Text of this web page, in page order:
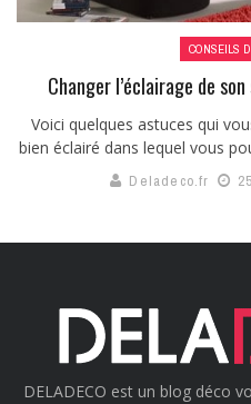
CONSEILS
Changer l’éclairage de
Voici quelques astuces qui
bien éclairé dans lequel vous
Deladeco.fr
DELADECO est un blog déco